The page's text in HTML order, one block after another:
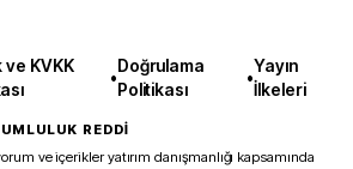
ve KVKK
•
Doğrulama
Politikası
•
Yayın
İlkeleri
REDDİ
ve içerikler yatırım danışmanlığı kapsamında